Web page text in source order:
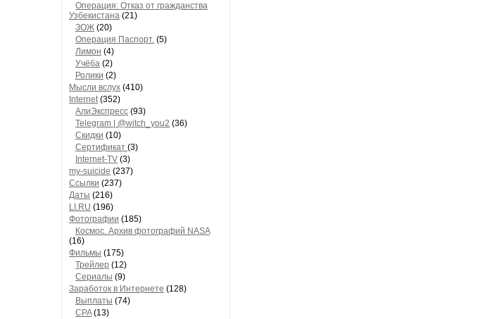
Операция: Отказ от гражданства
Узбекистана (21)
ЗОЖ (20)
Операция Паспорт. (5)
Лимон (4)
Учёба (2)
Ролики (2)
Мысли вслух (410)
Internet(352)
АлиЭкспресс (93)
Telegram | @witch_you2 (36)
Скидки (10)
Сертификат (3)
Internet-TV (3)
my-suicide (237)
Ссылки (237)
Даты (216)
LI.RU (196)
Фотографии (185)
Космос. Архив фотографий NASA
(16)
Фильмы (175)
Трейлер (12)
Сериалы (9)
Заработок в Интернете (128)
Выплаты (74)
CPA(13)